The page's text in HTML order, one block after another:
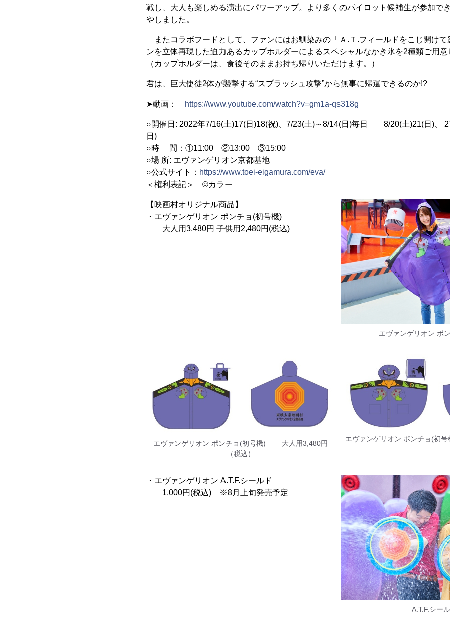
戦し、大人も楽しめる演出にパワーアップ。より多くのパイロット候補生が参加で
やしました。
またコラボフードとして、ファンにはお馴染みの「Ａ.Ｔ.フィールドをこじ開け
ンを立体再現した迫力あるカップホルダーによるスペシャルなかき氷を2種類ご用
（カップホルダーは、食後そのままお持ち帰りいただけます。）
君は、巨大使徒2体が襲撃する“スプラッシュ攻撃”から無事に帰還できるのか!?
➤動画： https://www.youtube.com/watch?v=gm1a-qs318g
○開催日: 2022年7/16(土)17(日)18(祝)、7/23(土)～8/14(日)毎日 8/20(土)21(日)、
日)
○時 間：①11:00 ②13:00 ③15:00
○場 所: エヴァンゲリオン京都基地
○公式サイト： https://www.toei-eigamura.com/eva/
＜権利表記＞ ©カラー
【映画村オリジナル商品】
・エヴァンゲリオン ポンチョ(初号機)
大人用3,480円 子供用2,480円(税込)
エヴァンゲリオン ポ
エヴァンゲリオン ポンチョ(初号機) 大人用3,480円
（税込）
エヴァンゲリオン ポンチョ(初
・エヴァンゲリオン A.T.F.シールド
1,000円(税込) ※8月上旬発売予定
A.T.F.シー